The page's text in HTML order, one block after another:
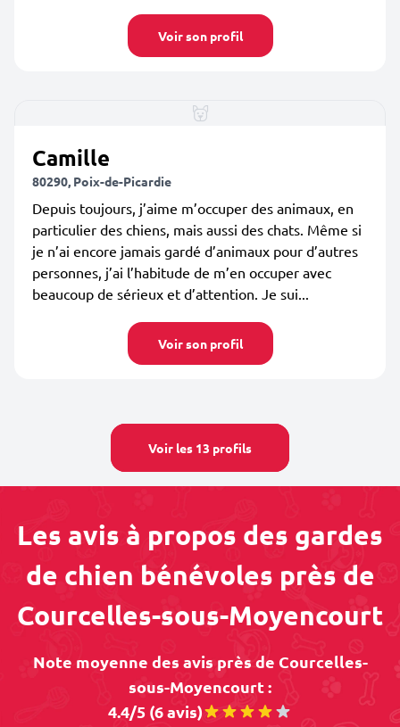
Voir son profil
Camille
80290, Poix-de-Picardie
Depuis toujours, j’aime m’occuper des animaux, en
particulier des chiens, mais aussi des chats. Même si
je n’ai encore jamais gardé d’animaux pour d’autres
personnes, j’ai l’habitude de m’en occuper avec
beaucoup de sérieux et d’attention. Je sui...
Voir son profil
Voir les 13 profils
Les avis à propos des gardes
de chien bénévoles près de
Courcelles-sous-Moyencourt
Note moyenne des avis près de Courcelles-
sous-Moyencourt :
4.4/5 (6 avis)